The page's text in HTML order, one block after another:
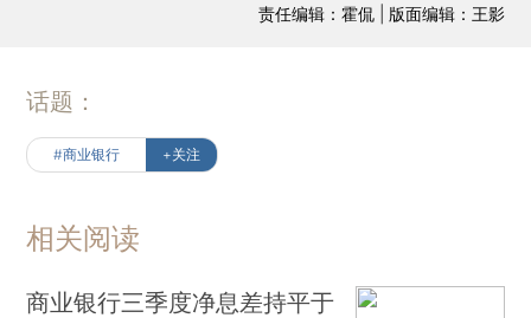
责任编辑：霍侃 | 版面编辑：王影
话题：
#商业银行 +关注
相关阅读
商业银行三季度净息差持平于